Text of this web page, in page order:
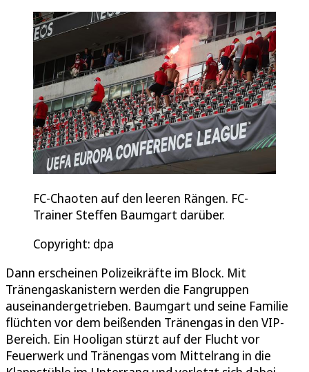
FC-Chaoten auf den leeren Rängen. FC-
Trainer Steffen Baumgart darüber.
Copyright: dpa
Dann erscheinen Polizeikräfte im Block. Mit
Tränengaskanistern werden die Fangruppen
auseinandergetrieben. Baumgart und seine Familie
flüchten vor dem beißenden Tränengas in den VIP-
Bereich. Ein Hooligan stürzt auf der Flucht vor
Feuerwerk und Tränengas vom Mittelrang in die